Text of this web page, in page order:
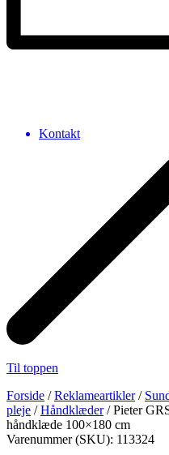
Kontakt
Til toppen
Forside /Reklameartikler/
pleje /Håndklæder/ Pieter
håndklæde 100×180 cm
Varenummer (SKU): 113324